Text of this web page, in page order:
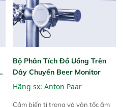
Bộ Phân Tích Đồ Uống Trên
Dây Chuyền Beer Monitor
Hãng sx: Anton Paar
Cảm biến tỉ trọng và vận tốc âm